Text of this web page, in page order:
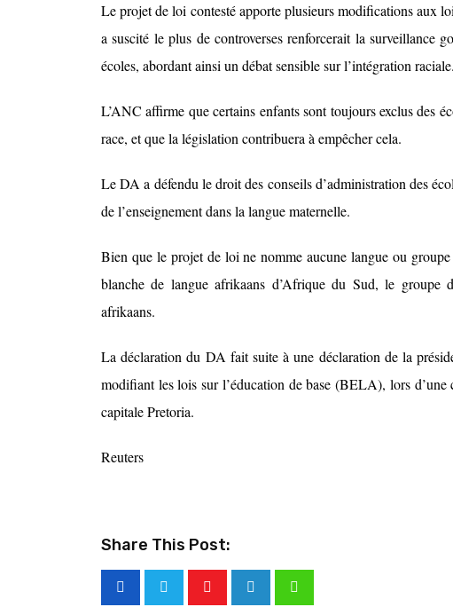
Le projet de loi contesté apporte plusieurs modifications aux
a suscité le plus de controverses renforcerait la surveillance
écoles, abordant ainsi un débat sensible sur l’intégration raciale.
L’ANC affirme que certains enfants sont toujours exclus des
race, et que la législation contribuera à empêcher cela.
Le DA a défendu le droit des conseils d’administration des
de l’enseignement dans la langue maternelle.
Bien que le projet de loi ne nomme aucune langue ou
blanche de langue afrikaans d’Afrique du Sud, le groupe
afrikaans.
La déclaration du DA fait suite à une déclaration de la
modifiant les lois sur l’éducation de base (BELA), lors
capitale Pretoria.
Reuters
Share This Post: